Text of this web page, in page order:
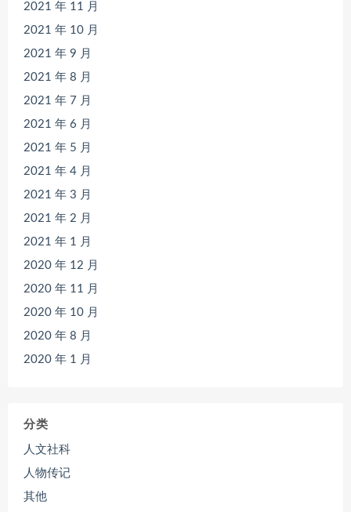
2021 年 11 月
2021 年 10 月
2021 年 9 月
2021 年 8 月
2021 年 7 月
2021 年 6 月
2021 年 5 月
2021 年 4 月
2021 年 3 月
2021 年 2 月
2021 年 1 月
2020 年 12 月
2020 年 11 月
2020 年 10 月
2020 年 8 月
2020 年 1 月
分类
人文社科
人物传记
其他